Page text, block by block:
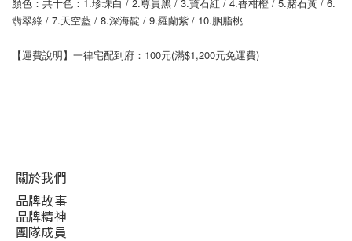
翡翠綠 / 7.天空藍 / 8.深海靛 / 9.羅蘭紫 / 10.胭脂桃
【運費說明】一律宅配到府：100元(滿$1,200元免運費)
關於我們
品牌故事
品牌精神
團隊成員